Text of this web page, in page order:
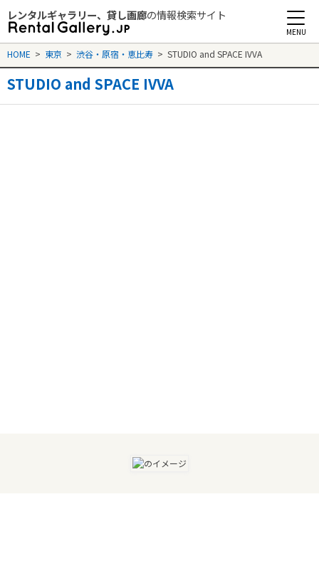
レンタルギャラリー、貸し画廊の情報検索サイト
Rental Gallery jp
HOME > 東京 > 渋谷・原宿・恵比寿 > STUDIO and SPACE IVVA
STUDIO and SPACE IVVA